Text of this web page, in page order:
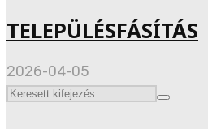
TELEPÜLÉSFÁSÍTÁS
2026-04-05